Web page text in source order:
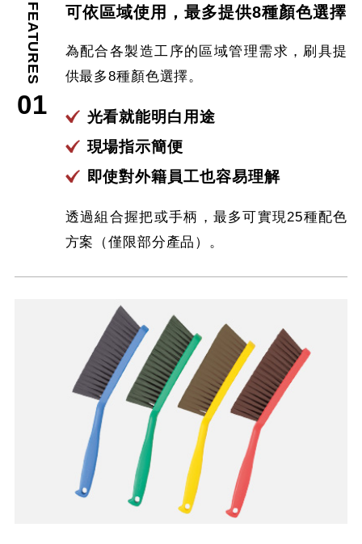
FEATURES
01
可依區域使用，最多提供8種顏色選擇
為配合各製造工序的區域管理需求，刷具提
供最多8種顏色選擇。
光看就能明白用途
現場指示簡便
即使對外籍員工也容易理解
透過組合握把或手柄，最多可實現25種配色
方案（僅限部分產品）。